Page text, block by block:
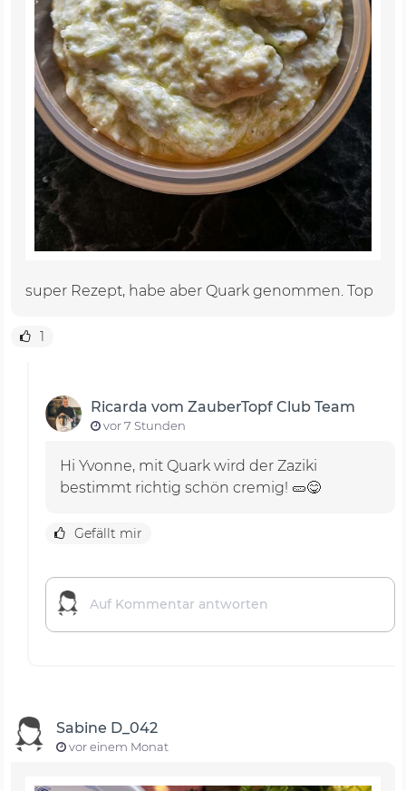
super Rezept, habe aber Quark genommen. Top
1
Ricarda vom ZauberTopf Club Team
vor 7 Stunden
Hi Yvonne, mit Quark wird der Zaziki
bestimmt richtig schön cremig! 🥒😋
Gefällt mir
Sabine D_042
vor einem Monat